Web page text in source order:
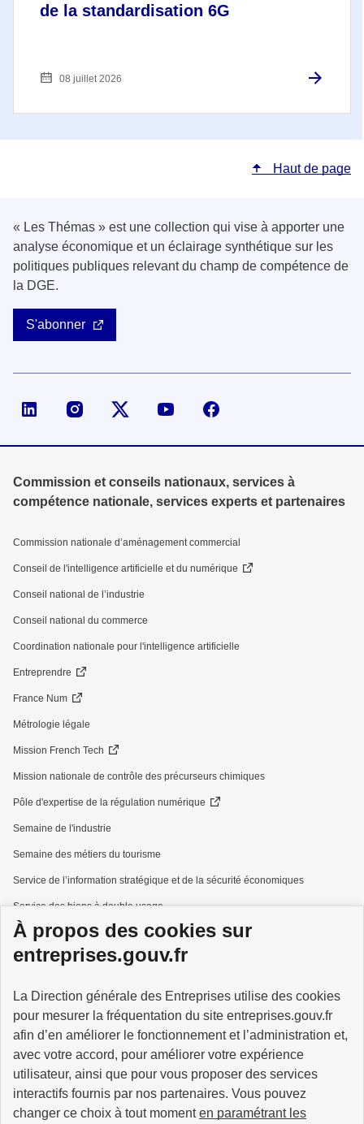
À propos des cookies sur
entreprises.gouv.fr
La Direction générale des Entreprises utilise des cookies
pour mesurer la fréquentation du site entreprises.gouv.fr
afin d’en améliorer le fonctionnement et l’administration et,
avec votre accord, pour améliorer votre expérience
utilisateur, ainsi que pour vous proposer des services
interactifs fournis par nos partenaires. Vous pouvez
changer ce choix à tout momenten paramétrant les
de la standardisation 6G
08 juillet 2026
Haut de page
« Les Thémas » est une collection qui vise à apporter une
analyse économique et un éclairage synthétique sur les
politiques publiques relevant du champ de compétence de
la DGE.
S'abonner
Page LinkedIn de la DGECompte X (ex-Twitter) de la DGE
Commission et conseils nationaux, services à
compétence nationale, services experts et partenaires
Commission nationale d’aménagement commercial
Conseil de l'intelligence artificielle et du numérique
Conseil national de l’industrie
Conseil national du commerce
Coordination nationale pour l'intelligence artificielle
Entreprendre
France Num
Métrologie légale
Mission French Tech
Mission nationale de contrôle des précurseurs chimiques
Pôle d'expertise de la régulation numérique
Semaine de l'industrie
Semaine des métiers du tourisme
Service de l’information stratégique et de la sécurité économiques
Service des biens à double usage
Services à la personne
GOUVERNEMENT
info.gouv.fr service-public.gouv.fr